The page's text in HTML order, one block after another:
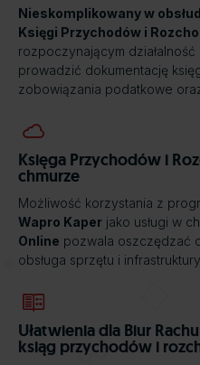
Nieskomplikowany w
Księgi Przychodów i
rozpoczynającym
prowadzić dokumentację
zobowiązania podatkowe
Księga Przychodów i
chmurze
Możliwość korzystania z
Wapro Kaper jako usługi w
Online pozwala oszczędzać
obsługa sprzętu i
Ułatwienia dla Biur
ksiąg przychodów i